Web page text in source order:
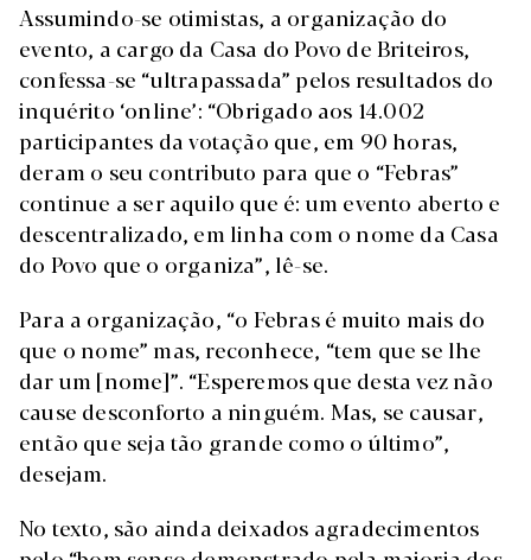
Assumindo-se otimistas, a organização do
evento, a cargo da Casa do Povo de Briteiros,
confessa-se “ultrapassada” pelos resultados do
inquérito ‘online’: “Obrigado aos 14.002
participantes da votação que, em 90 horas,
deram o seu contributo para que o “Febras”
continue a ser aquilo que é: um evento aberto e
descentralizado, em linha com o nome da Casa
do Povo que o organiza”, lê-se.
Para a organização, “o Febras é muito mais do
que o nome” mas, reconhece, “tem que se lhe
dar um [nome]”. “Esperemos que desta vez não
cause desconforto a ninguém. Mas, se causar,
então que seja tão grande como o último”,
desejam.
No texto, são ainda deixados agradecimentos